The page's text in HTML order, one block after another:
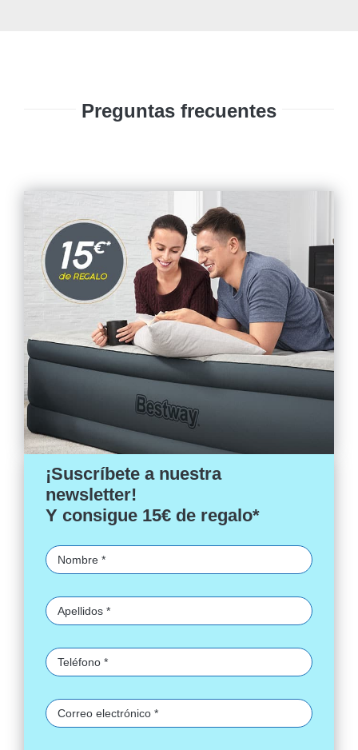
Preguntas frecuentes
¡Suscríbete a nuestra
newsletter!
Y consigue 15€ de regalo*